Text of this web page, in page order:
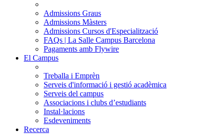
Admissions Graus
Admissions Màsters
Admissions Cursos d'Especialització
FAQs | La Salle Campus Barcelona
Pagaments amb Flywire
El Campus
Treballa i Emprèn
Serveis d'informació i gestió acadèmica
Serveis del campus
Associacions i clubs d’estudiants
Instal·lacions
Esdeveniments
Recerca